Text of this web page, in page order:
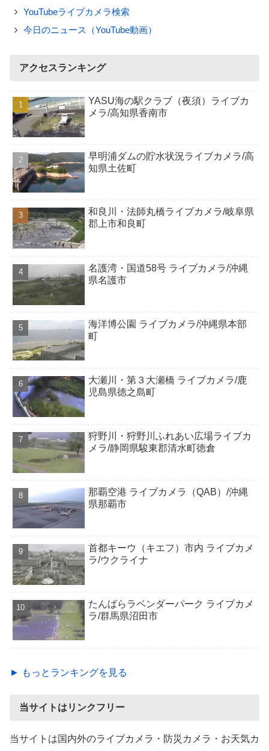
YouTubeライブカメラ検索
今日のニュース（YouTube動画）
アクセスランキング
YASU海の駅クラブ（夜須）ライブカ
メラ/高知県香南市
早明浦ダムの貯水状況ライブカメラ/高
知県土佐町
和良川・法師丸橋ライブカメラ/岐阜県
郡上市和良町
名護湾・国道58号 ライブカメラ/沖縄
県名護市
海洋博公園 ライブカメラ/沖縄県本部
町
大瀬川・第３大瀬橋 ライブカメラ/鹿
児島県徳之島町
狩野川・狩野川ふれあい広場ライブカ
メラ/静岡県駿東郡清水町徳倉
那覇空港 ライブカメラ（QAB）/沖縄
県那覇市
首都キーウ（キエフ）市内 ライブカメ
ラ/ウクライナ
たんばらラベンダーパーク ライブカメ
ラ/群馬県沼田市
► もっとランキングを見る
当サイトはリンクフリー
当サイトは国内外のライブカメラ・防災カメラ・お天気カ